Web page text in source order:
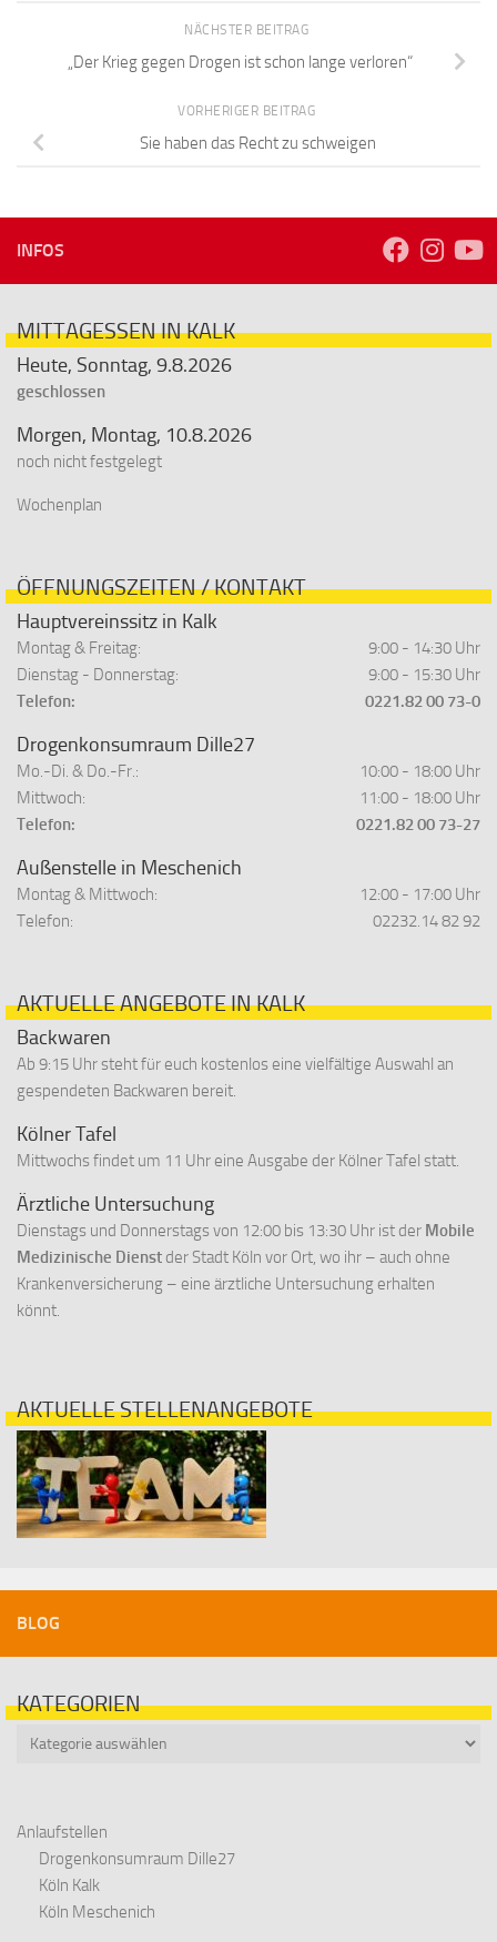
NÄCHSTER BEITRAG
„Der Krieg gegen Drogen ist schon lange verloren“
VORHERIGER BEITRAG
Sie haben das Recht zu schweigen
INFOS
MITTAGESSEN IN KALK
Heute, Sonntag, 9.8.2026
geschlossen
Morgen, Montag, 10.8.2026
noch nicht festgelegt
Wochenplan
ÖFFNUNGSZEITEN / KONTAKT
Hauptvereinssitz in Kalk
Montag & Freitag:
9:00 - 14:30 Uhr
Dienstag - Donnerstag:
9:00 - 15:30 Uhr
Telefon:
0221.82 00 73-0
Drogenkonsumraum Dille27
Mo.-Di. & Do.-Fr.:
10:00 - 18:00 Uhr
Mittwoch:
11:00 - 18:00 Uhr
Telefon:
0221.82 00 73-27
Außenstelle in Meschenich
Montag & Mittwoch:
12:00 - 17:00 Uhr
Telefon:
02232.14 82 92
AKTUELLE ANGEBOTE IN KALK
Backwaren
Ab 9:15 Uhr steht für euch kostenlos eine vielfältige Auswahl an
gespendeten Backwaren bereit.
Kölner Tafel
Mittwochs findet um 11 Uhr eine Ausgabe der Kölner Tafel statt.
Ärztliche Untersuchung
Dienstags und Donnerstags von 12:00 bis 13:30 Uhr ist der Mobile
Medizinische Dienst der Stadt Köln vor Ort, wo ihr – auch ohne
Krankenversicherung – eine ärztliche Untersuchung erhalten
könnt.
AKTUELLE STELLENANGEBOTE
BLOG
KATEGORIEN
Kategorien
Anlaufstellen
Drogenkonsumraum Dille27
Köln Kalk
Köln Meschenich